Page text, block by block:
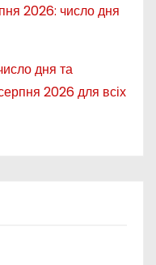
2026: число дня
дня та
2026 для всіх